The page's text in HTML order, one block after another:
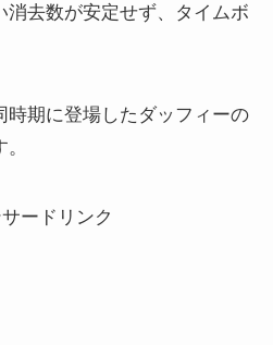
消去数が安定せず、タイムボ
時期に登場したダッフィーの
ードリンク